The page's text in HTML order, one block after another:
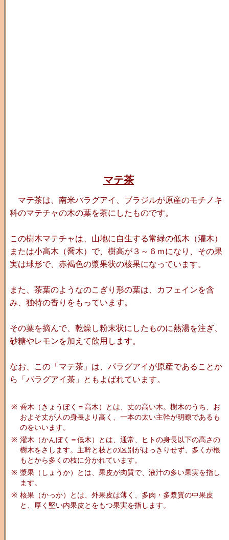
マテ茶
マテ茶は、南米パラグアイ、ブラジルが原産のモチノキ
科のマテチャの木の葉を茶にしたものです。
この樹木マテチャは、山地に自生する常緑の低木（灌木）
または小高木（喬木）で、樹高が３～６ｍになり、その果
実は球形で、赤褐色の漿果状の核果になっています。
また、茶葉のようなのこぎり形の葉は、カフェインを含
み、独特の香りをもっています。
その葉を摘んで、乾燥し粉末状にしたものに熱湯を注ぎ、
砂糖やレモンを加えて飲用します。
なお、この「マテ茶」は、パラグアイが原産であることか
ら「パラグアイ茶」ともよばれています。
※ 喬木（きょうぼく＝高木）とは、丈の高い木。樹木のうち、お
およそ丈が人の身長より高く、一本の太い主幹が明瞭であるも
のをいいます。
※ 灌木（かんぼく＝低木）とは、通常、ヒトの身長以下の高さの
樹木をさします。主幹と枝との区別がはっきりせず、多くが根
もとから多くの枝に分かれています。
※ 漿果（しょうか）とは、果皮が肉質で、液汁の多い果実を指し
ます。
※ 核果（かっか）とは、外果皮は薄く、多肉・多漿質の中果皮
と、厚く堅い内果皮とをもつ果実を指します。